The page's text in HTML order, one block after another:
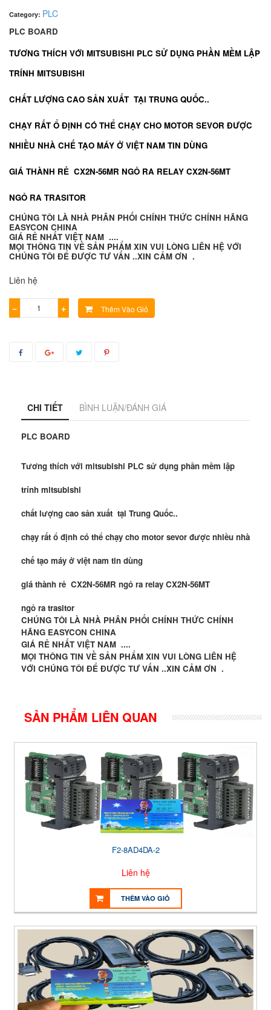
Category: PLC
PLC BOARD
TƯƠNG THÍCH VỚI MITSUBISHI PLC SỬ DỤNG PHẦN MỀM LẬP
TRÍNH MITSUBISHI
CHẤT LƯỢNG CAO SẢN XUẤT TẠI TRUNG QUỐC..
CHẠY RẤT Ổ ĐỊNH CÓ THỂ CHẠY CHO MOTOR SEVOR ĐƯỢC
NHIỀU NHÀ CHẾ TẠO MÁY Ở VIỆT NAM TIN DÙNG
GIÁ THÀNH RẺ CX2N-56MR NGỎ RA RELAY CX2N-56MT
NGỎ RA TRASITOR
CHÚNG TÔI LÀ NHÀ PHÂN PHỐI CHÍNH THỨC CHÍNH HÃNG
EASYCON CHINA
GIÁ RẺ NHẤT VIỆT NAM ....
MỌI THÔNG TIN VỀ SẢN PHẨM XIN VUI LÒNG LIÊN HỆ VỚI
CHÚNG TÔI ĐỂ ĐƯỢC TƯ VẤN ..XIN CẢM ƠN .
Liên hệ
− + Thêm Vào Giỏ
CHI TIẾT BÌNH LUẬN/ĐÁNH GIÁ
PLC BOARD
Tương thích với mitsubishi PLC sử dụng phần mềm lập
trính mitsubishi
chất lượng cao sản xuất tại Trung Quốc..
chạy rất ổ định có thể chạy cho motor sevor được nhiều nhà
chế tạo máy ở việt nam tin dùng
giá thành rẻ CX2N-56MR ngỏ ra relay CX2N-56MT
ngỏ ra trasitor
CHÚNG TÔI LÀ NHÀ PHÂN PHỐI CHÍNH THỨC CHÍNH
HÃNG EASYCON CHINA
GIÁ RẺ NHẤT VIỆT NAM ....
MỌI THÔNG TIN VỀ SẢN PHẨM XIN VUI LÒNG LIÊN HỆ
VỚI CHÚNG TÔI ĐỂ ĐƯỢC TƯ VẤN ..XIN CẢM ƠN .
SẢN PHẨM LIÊN QUAN
F2-8AD4DA-2
Liên hệ
THÊM VÀO GIỎ